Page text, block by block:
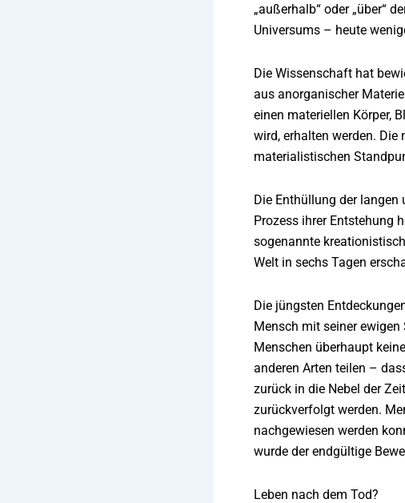
„außerhalb“ oder „über“
Universums – heute
Die Wissenschaft hat
aus anorganischer
einen materiellen Körper,
wird, erhalten werden. Die
materialistischen
Die Enthüllung der langen
Prozess ihrer Entstehung
sogenannte
Welt in sechs Tagen
Die jüngsten
Mensch mit seiner
Menschen überhaupt
anderen Arten teilen –
zurück in die Nebel der
zurückverfolgt werden.
nachgewiesen werden
wurde der endgültige
Leben nach dem Tod?